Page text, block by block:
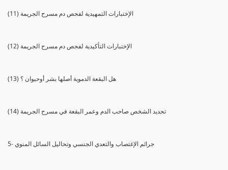
(11) الإختبارات التمهيدية لفحص دم مسرح الجريمة
(12) الإختبارات التأكيدية لفحص دم مسرح الجريمة
(13) هل البقعة الدموية أصلها بشر أوحيوان ؟
(14) تحديد الشخص صاحب الدم وعمر البقعة في مسرح الجريمة
5- جرائم الإغتصاب والتعدي الجنسي وتحاليل السائل المنوي